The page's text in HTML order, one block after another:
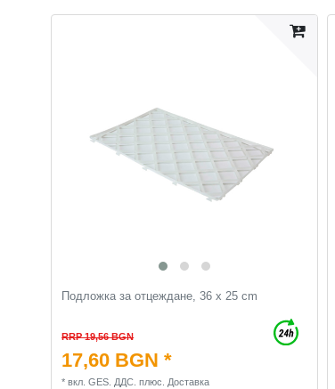
Подложка за отцеждане, 36 x 25 cm
RRP 19,56 BGN
17,60 BGN *
*вкл. GES. ДДС. плюс. Доставка